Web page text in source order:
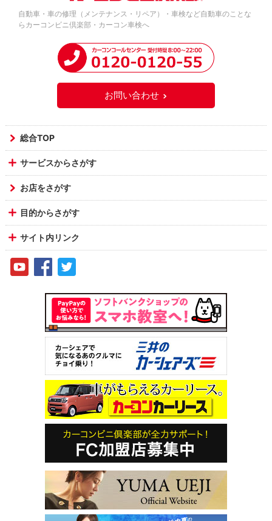
自動車・車の修理（メンテナンス・リペア）・車検など自動車のことな
らカーコンビニ倶楽部・カーコン車検へ
お問い合わせ
総合TOP
サービスからさがす
お店をさがす
目的からさがす
サイト内リンク